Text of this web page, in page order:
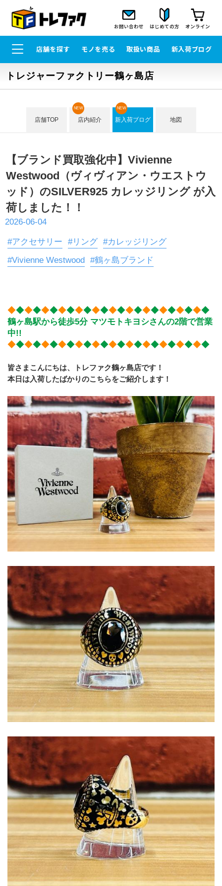
お問い合わせ はじめての方 オンライン
店舗を探す モノを売る 取扱い商品 新入荷ブログ
トレジャーファクトリー鶴ヶ島店
店舗TOP 店内紹介
NEW
新入荷ブログ
NEW
地図
【ブランド買取強化中】Vivienne
Westwood（ヴィヴィアン・ウエストウ
ッド）のSILVER925 カレッジリング が入
荷しました！！
2026-06-04
#アクセサリー #リング #カレッジリング
#Vivienne Westwood #鶴ヶ島ブランド
◆◆◆◆◆◆◆◆◆◆◆◆◆◆◆◆◆◆◆◆◆◆◆◆
鶴ヶ島駅から徒歩5分 マツモトキヨシさんの2階で営業
中!!
◆◆◆◆◆◆◆◆◆◆◆◆◆◆◆◆◆◆◆◆◆◆◆◆
皆さまこんにちは、トレファク鶴ヶ島店です！
本日は入荷したばかりのこちらをご紹介します！